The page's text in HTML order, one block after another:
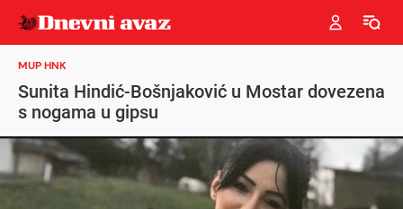
MUP HNK
Sunita Hindić-Bošnjaković u Mostar dovezena
s nogama u gipsu